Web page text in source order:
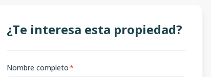
¿Te interesa esta propiedad?
Nombre completo*